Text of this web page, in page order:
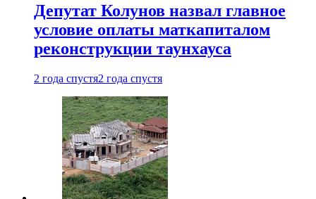
Депутат Колунов назвал главное
условие оплаты маткапиталом
реконструкции таунхауса
2 года спустя2 года спустя